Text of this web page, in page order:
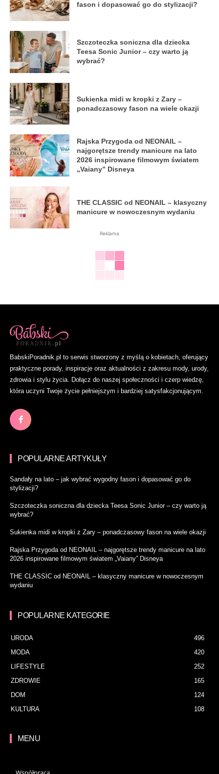
fason i dopasować go do stylizacji?
Szczoteczka soniczna dla dziecka
Teesa Sonic Junior – czy warto ją
wybrać?
Sukienka midi w kropki z Zary –
ponadczasowy fason na wiele okazji
Rajska Przygoda od NEONAIL –
najgorętsze trendy manicure na lato
2026 inspirowane filmowym światem
„Vaiany” Disneya
THE CLASSIC od NEONAIL – klasyczny
manicure w nowoczesnym wydaniu
Reklama
BabskiPoradnik.pl to serwis stworzony z myślą o kobietach, oferujący
praktyczne porady, inspiracje oraz aktualności z zakresu mody, urody,
zdrowia i stylu życia. Dołącz do naszej społeczności i czerp wiedzę,
która uczyni Twoje życie pełniejszym i bardziej satysfakcjonującym.
POPULARNE ARTYKUŁY
Sandały na lato – jak wybrać wygodny fason i dopasować go do
stylizacji?
Szczoteczka soniczna dla dziecka Teesa Sonic Junior – czy warto ją
wybrać?
Sukienka midi w kropki z Zary – ponadczasowy fason na wiele okazji
Rajska Przygoda od NEONAIL – najgorętsze trendy manicure na lato
2026 inspirowane filmowym światem „Vaiany” Disneya
THE CLASSIC od NEONAIL – klasyczny manicure w nowoczesnym
wydaniu
POPULARNE KATEGORIE
URODA
496
MODA
420
LIFESTYLE
252
ZDROWIE
165
DOM
124
KULTURA
108
MENU